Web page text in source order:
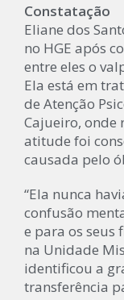
Constatação
Eliane dos
no HGE após
entre eles o
Ela está em
de Atenção
Cajueiro, onde
atitude foi
causada pelo
“Ela nunca
confusão
e para os seus
na Unidade
identificou a
transferência